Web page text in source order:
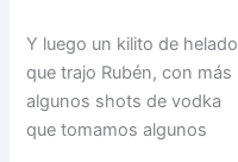
Y luego un kilito de helado
que trajo Rubén, con más
algunos shots de vodka
que tomamos algunos